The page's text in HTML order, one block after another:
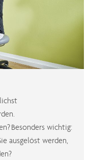
Besonders wichtig:
ausgelöst werden,